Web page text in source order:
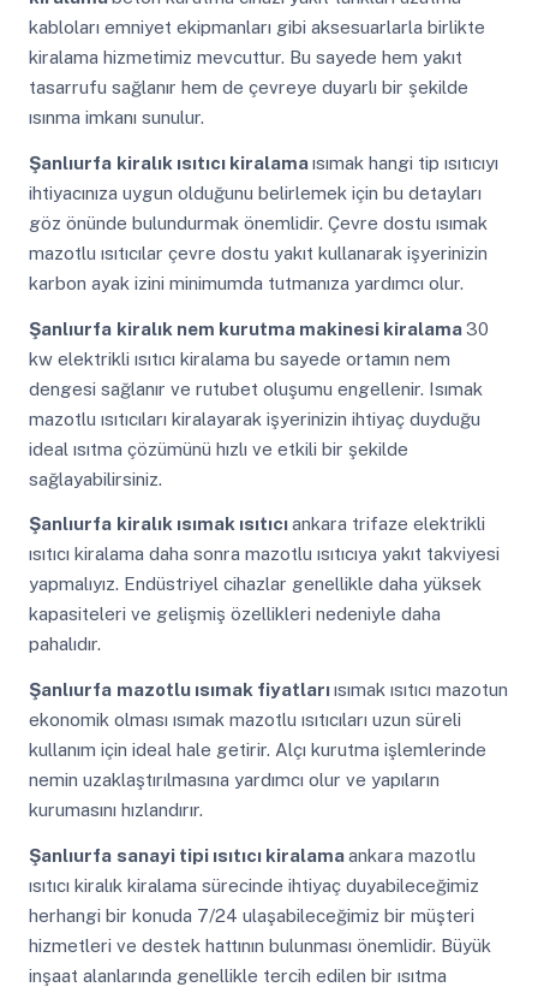
kabloları emniyet ekipmanları gibi aksesuarlarla birlikte
kiralama hizmetimiz mevcuttur. Bu sayede hem yakıt
tasarrufu sağlanır hem de çevreye duyarlı bir şekilde
ısınma imkanı sunulur.
Şanlıurfa kiralık ısıtıcı kiralamaısımak hangi tip ısıtıcıyı
ihtiyacınıza uygun olduğunu belirlemek için bu detayları
göz önünde bulundurmak önemlidir. Çevre dostu ısımak
mazotlu ısıtıcılar çevre dostu yakıt kullanarak işyerinizin
karbon ayak izini minimumda tutmanıza yardımcı olur.
Şanlıurfa kiralık nem kurutma makinesi kiralama30
kw elektrikli ısıtıcı kiralama bu sayede ortamın nem
dengesi sağlanır ve rutubet oluşumu engellenir. Isımak
mazotlu ısıtıcıları kiralayarak işyerinizin ihtiyaç duyduğu
ideal ısıtma çözümünü hızlı ve etkili bir şekilde
sağlayabilirsiniz.
Şanlıurfa kiralık ısımak ısıtıcıankara trifaze elektrikli
ısıtıcı kiralama daha sonra mazotlu ısıtıcıya yakıt takviyesi
yapmalıyız. Endüstriyel cihazlar genellikle daha yüksek
kapasiteleri ve gelişmiş özellikleri nedeniyle daha
pahalıdır.
Şanlıurfa mazotlu ısımak fiyatlarıısımak ısıtıcı mazotun
ekonomik olması ısımak mazotlu ısıtıcıları uzun süreli
kullanım için ideal hale getirir. Alçı kurutma işlemlerinde
nemin uzaklaştırılmasına yardımcı olur ve yapıların
kurumasını hızlandırır.
Şanlıurfa sanayi tipi ısıtıcı kiralamaankara mazotlu
ısıtıcı kiralık kiralama sürecinde ihtiyaç duyabileceğimiz
herhangi bir konuda 7/24 ulaşabileceğimiz bir müşteri
hizmetleri ve destek hattının bulunması önemlidir. Büyük
inşaat alanlarında genellikle tercih edilen bir ısıtma